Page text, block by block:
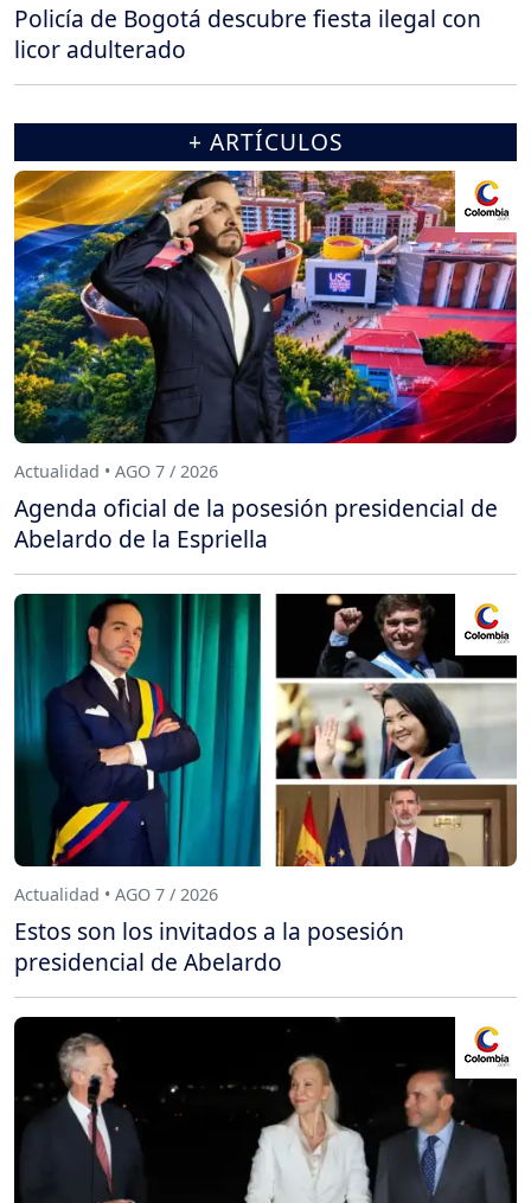
Policía de Bogotá descubre fiesta ilegal con
licor adulterado
+ ARTÍCULOS
Actualidad • AGO 7 / 2026
Agenda oficial de la posesión presidencial de
Abelardo de la Espriella
Actualidad • AGO 7 / 2026
Estos son los invitados a la posesión
presidencial de Abelardo